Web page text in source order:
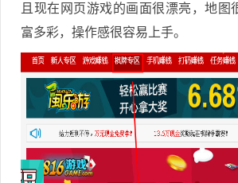
且现在网页游戏的画面很漂亮，地图
富多彩，操作感很容易上手。